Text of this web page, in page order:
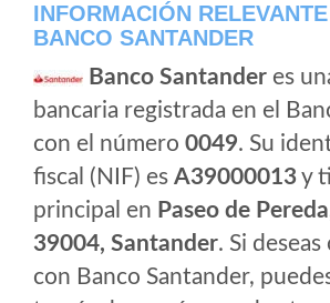
INFORMACIÓN
BANCO SANTANDER
Banco Santander es
bancaria registrada en el
con el número 0049. Su
fiscal (NIF) es A39000013y
principal en Paseo de
39004, Santander. Si
con Banco Santander,